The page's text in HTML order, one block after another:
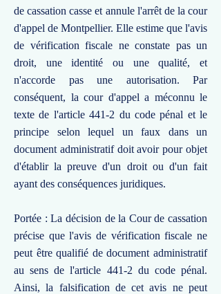
de cassation casse et annule l'arrêt de la cour
d'appel de Montpellier. Elle estime que l'avis
de vérification fiscale ne constate pas un
droit, une identité ou une qualité, et
n'accorde pas une autorisation. Par
conséquent, la cour d'appel a méconnu le
texte de l'article 441-2 du code pénal et le
principe selon lequel un faux dans un
document administratif doit avoir pour objet
d'établir la preuve d'un droit ou d'un fait
ayant des conséquences juridiques.
Portée : La décision de la Cour de cassation
précise que l'avis de vérification fiscale ne
peut être qualifié de document administratif
au sens de l'article 441-2 du code pénal.
Ainsi, la falsification de cet avis ne peut